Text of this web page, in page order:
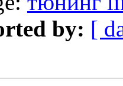
by: [